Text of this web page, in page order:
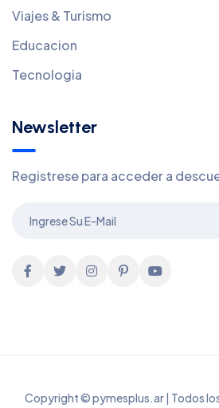
Viajes & Turismo
Educacion
Tecnologia
Newsletter
Registrese para acceder a
Copyright © pymesplus.ar | Todos